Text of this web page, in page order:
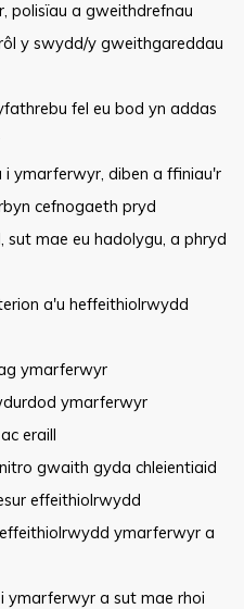
polisïau a gweithdrefnau
y swydd/y gweithgareddau
fel eu bod yn addas
i ymarferwyr, diben a ffiniau'r
cefnogaeth pryd
sut mae eu hadolygu, a phryd
a'u heffeithiolrwydd
ymarferwyr
ymarferwyr
eraill
gwaith gyda chleientiaid
effeithiolrwydd
ymarferwyr a
ymarferwyr a sut mae rhoi